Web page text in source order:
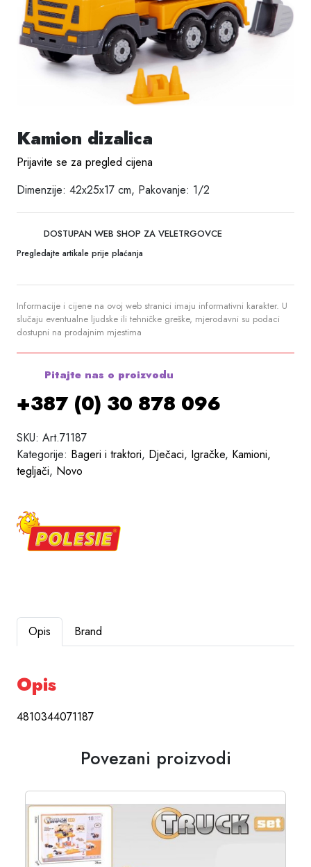
Kamion dizalica
Prijavite se za pregled cijena
Dimenzije: 42x25x17 cm, Pakovanje: 1/2
DOSTUPAN WEB SHOP ZA VELETRGOVCE
Pregledajte artikale prije plaćanja
Informacije i cijene na ovoj web stranici imaju informativni karakter. U
slučaju eventualne ljudske ili tehničke greške, mjerodavni su podaci
dostupni na prodajnim mjestima
Pitajte nas o proizvodu
+387 (0) 30 878 096
SKU: Art.71187
Kategorije: Bageri i traktori, Dječaci, Igračke, Kamioni,
tegljači, Novo
Opis Brand
Opis
4810344071187
Povezani proizvodi